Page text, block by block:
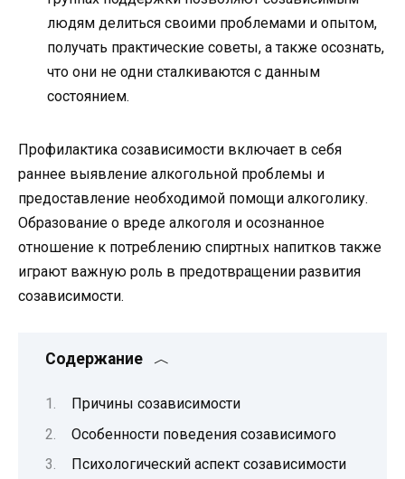
людям делиться своими проблемами и опытом,
получать практические советы, а также осознать,
что они не одни сталкиваются с данным
состоянием.
Профилактика созависимости включает в себя
раннее выявление алкогольной проблемы и
предоставление необходимой помощи алкоголику.
Образование о вреде алкоголя и осознанное
отношение к потреблению спиртных напитков также
играют важную роль в предотвращении развития
созависимости.
Содержание
Причины созависимости
Особенности поведения созависимого
Психологический аспект созависимости